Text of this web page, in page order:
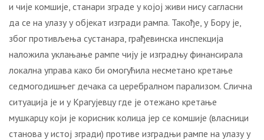
и чије комшије, станари зграде у којој живи нису сагласни
да се на улазу у објекат изгради рампа. Такође, у Бору је,
због противљења сустанара, грађевинска инспекција
наложила уклањање рампе чију је изградњу финансирала
локална управа како би омогућила несметано кретање
седмогодишњег дечака са церебралном парализом. Слична
ситуација је и у Крагујевцу где је отежано кретање
мушкарцу који је корисник колица јер се комшије (власници
станова у истој згради) противе изградњи рампе на улазу у